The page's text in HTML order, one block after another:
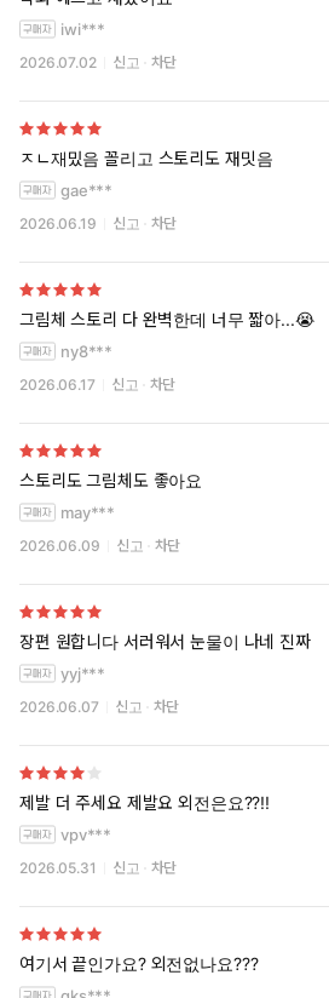
iwi***
2026.07.02 신고 차단
ㅈㄴ재밌음 꼴리고 스토리도 재밋음
gae***
2026.06.19 신고 차단
그림체 스토리 다 완벽한데 너무 짧아...😭
ny8***
2026.06.17 신고 차단
스토리도 그림체도 좋아요
may***
2026.06.09 신고 차단
장편 원합니다 서러워서 눈물이 나네 진짜
yyj***
2026.06.07 신고 차단
제발 더 주세요 제발요 외전은요??!!
vpv***
2026.05.31 신고 차단
여기서 끝인가요? 외전없나요???